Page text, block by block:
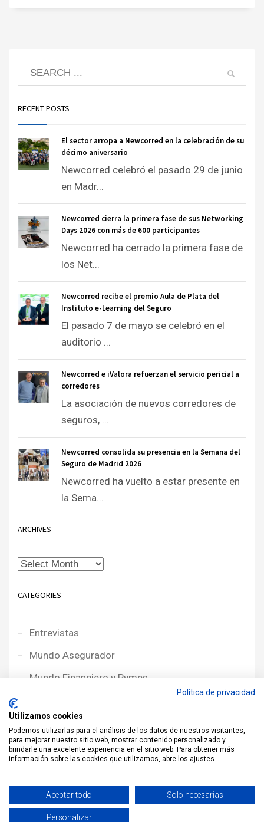
RECENT POSTS
El sector arropa a Newcorred en la celebración de su
décimo aniversario
Newcorred celebró el pasado 29 de junio
en Madr...
Newcorred cierra la primera fase de sus Networking
Days 2026 con más de 600 participantes
Newcorred ha cerrado la primera fase de
los Net...
Newcorred recibe el premio Aula de Plata del
Instituto e-Learning del Seguro
El pasado 7 de mayo se celebró en el
auditorio ...
Newcorred e iValora refuerzan el servicio pericial a
corredores
La asociación de nuevos corredores de
seguros, ...
Newcorred consolida su presencia en la Semana del
Seguro de Madrid 2026
Newcorred ha vuelto a estar presente en
la Sema...
ARCHIVES
CATEGORIES
Entrevistas
Mundo Asegurador
Mundo Financiero y Pymes
Noticias NewcorRED
Protagonistas
Sin categoría
Política de privacidad
Utilizamos cookies
Podemos utilizarlas para el análisis de los datos de nuestros visitantes,
para mejorar nuestro sitio web, mostrar contenido personalizado y
brindarle una excelente experiencia en el sitio web. Para obtener más
información sobre las cookies que utilizamos, abre los ajustes.
Aceptar todo Solo necesarias
Personalizar